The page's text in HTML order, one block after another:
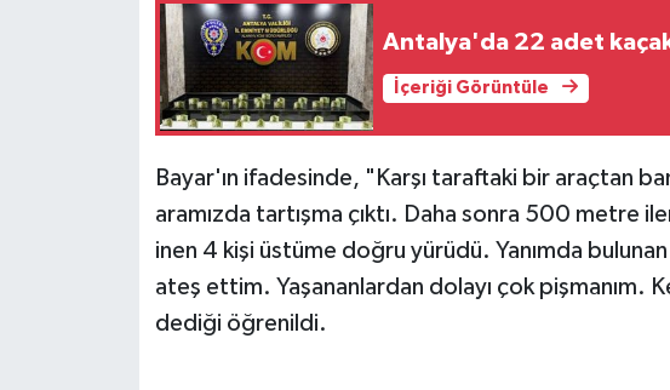
Antalya'da 22 adet
İçeriği Görüntüle
Bayar'ın ifadesinde, "Karşı taraftaki bir araçtan
aramızda tartışma çıktı. Daha sonra 500 metre
inen 4 kişi üstüme doğru yürüdü. Yanımda
ateş ettim. Yaşananlardan dolayı çok pişmanım.
dediği öğrenildi.